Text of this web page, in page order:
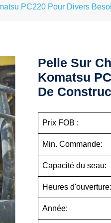
PC220 Pour Divers
Pelle Sur
Komatsu
De
Prix FOB :
Min. Commande:
Capacité du seau:
Heures d'ouverture:
Année: